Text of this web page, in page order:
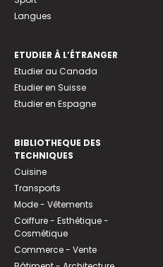
Langues
ETUDIER À L’ÉTRANGER
Etudier au Canada
Etudier en Suisse
Etudier en Espagne
BIBLIOTHEQUE DES
TECHNIQUES
Cuisine
Transports
Mode - Vêtements
Coiffure - Esthétique -
Cosmétique
Commerce - Vente